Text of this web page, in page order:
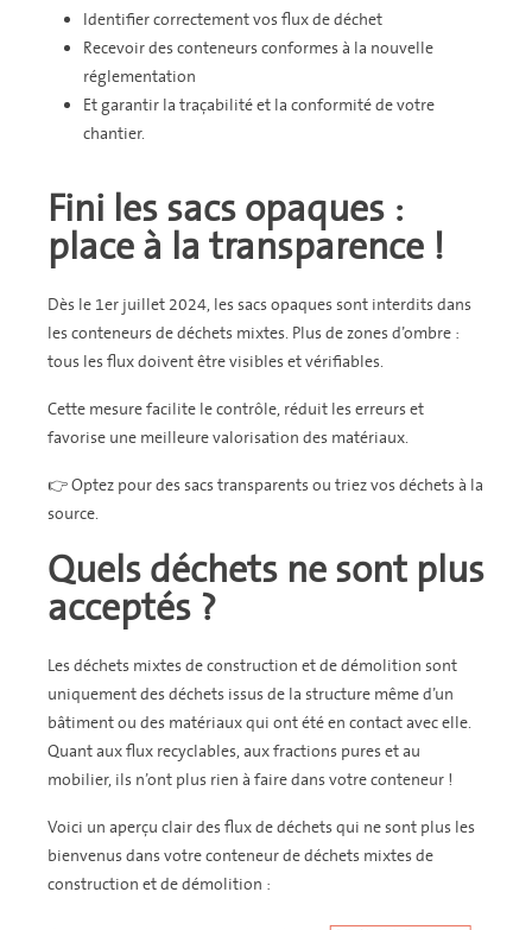
Identifier correctement vos flux de déchet
Recevoir des conteneurs conformes à la nouvelle
réglementation
Et garantir la traçabilité et la conformité de votre
chantier.
Fini les sacs opaques :
place à la transparence !
Dès le 1er juillet 2024, les sacs opaques sont interdits dans
les conteneurs de déchets mixtes. Plus de zones d’ombre :
tous les flux doivent être visibles et vérifiables.
Cette mesure facilite le contrôle, réduit les erreurs et
favorise une meilleure valorisation des matériaux.
👉 Optez pour des sacs transparents ou triez vos déchets à la
source.
Quels déchets ne sont plus
acceptés ?
Les déchets mixtes de construction et de démolition sont
uniquement des déchets issus de la structure même d’un
bâtiment ou des matériaux qui ont été en contact avec elle.
Quant aux flux recyclables, aux fractions pures et au
mobilier, ils n’ont plus rien à faire dans votre conteneur !
Voici un aperçu clair des flux de déchets qui ne sont plus les
bienvenus dans votre conteneur de déchets mixtes de
construction et de démolition :